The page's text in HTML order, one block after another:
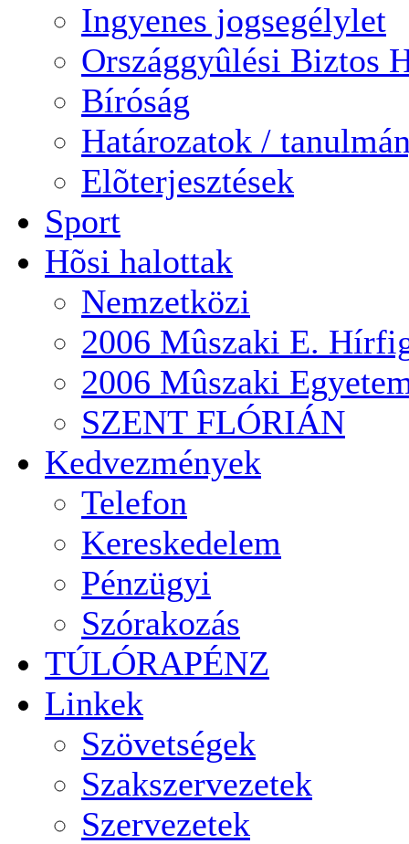
Ingyenes jogsegélylet
Országgyûlési Biztos
Bíróság
Határozatok /
Elõterjesztések
Sport
Hõsi halottak
Nemzetközi
2006 Mûszaki E.
2006 Mûszaki
SZENT FLÓRIÁN
Kedvezmények
Telefon
Kereskedelem
Pénzügyi
Szórakozás
TÚLÓRAPÉNZ
Linkek
Szövetségek
Szakszervezetek
Szervezetek